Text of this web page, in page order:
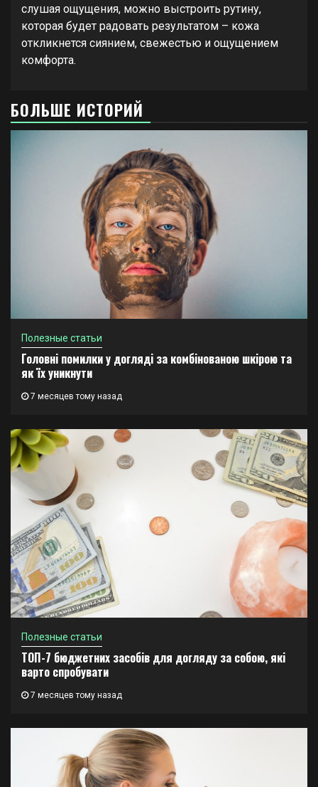
слушая ощущения, можно выстроить рутину,
которая будет радовать результатом – кожа
откликнется сиянием, свежестью и ощущением
комфорта.
БОЛЬШЕ ИСТОРИЙ
Полезные статьи
Головні помилки у догляді за комбінованою шкірою та
як їх уникнути
7 месяцев тому назад
Полезные статьи
ТОП-7 бюджетних засобів для догляду за собою, які
варто спробувати
7 месяцев тому назад